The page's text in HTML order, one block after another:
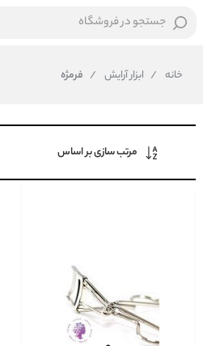
جستجو در فروشگاه
خانه / ابزار آرایش / فرمژه
مرتب سازی بر اساس